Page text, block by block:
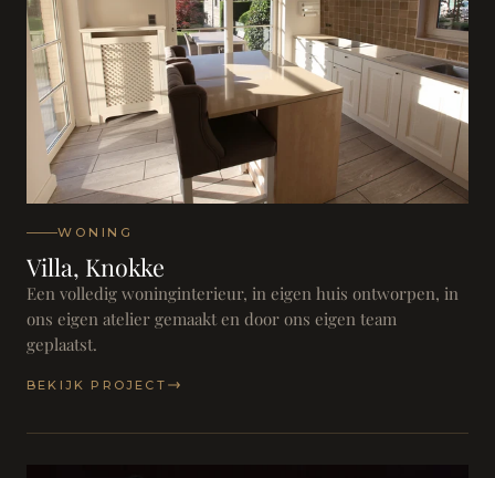
WONING
Villa, Knokke
Een volledig woninginterieur, in eigen huis ontworpen, in
ons eigen atelier gemaakt en door ons eigen team
geplaatst.
BEKIJK PROJECT